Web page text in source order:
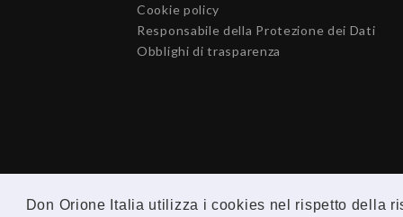
Don Orione Italia utilizza i cookies nel rispetto della
Cookie policy
Responsabile della Protezione dei Dati
Obblighi di trasparenza